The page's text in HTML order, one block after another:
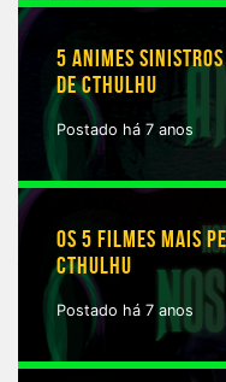
5 ANIMES
DE CTHULHU
Postado há 7 anos
OS 5 FILMES MAIS
CTHULHU
Postado há 7 anos